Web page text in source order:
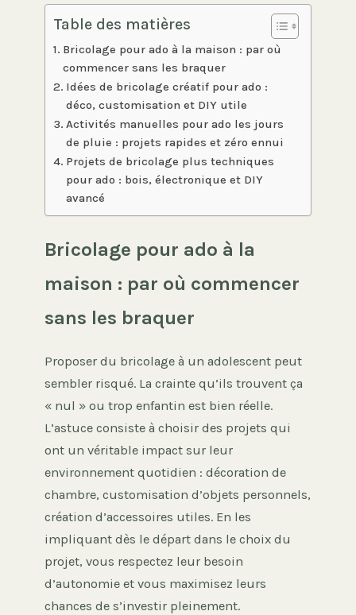
Table des matières
Bricolage pour ado à la maison : par où
commencer sans les braquer
Idées de bricolage créatif pour ado :
déco, customisation et DIY utile
Activités manuelles pour ado les jours
de pluie : projets rapides et zéro ennui
Projets de bricolage plus techniques
pour ado : bois, électronique et DIY
avancé
Bricolage pour ado à la
maison : par où commencer
sans les braquer
Proposer du bricolage à un adolescent peut
sembler risqué. La crainte qu’ils trouvent ça
« nul » ou trop enfantin est bien réelle.
L’astuce consiste à choisir des projets qui
ont un véritable impact sur leur
environnement quotidien : décoration de
chambre, customisation d’objets personnels,
création d’accessoires utiles. En les
impliquant dès le départ dans le choix du
projet, vous respectez leur besoin
d’autonomie et vous maximisez leurs
chances de s’investir pleinement.